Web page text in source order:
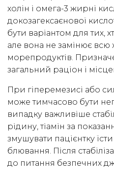
холін і омега-3 жирні
докозагексаєнової
бути варіантом для тих,
але вона не замінює всю
морепродуктів.
загальний раціон і
При гіперемезисі або
може тимчасово бути
випадку важливіше
рідину, тіамін за
змушувати пацієнтку
блювання. Після
до питання безпечних